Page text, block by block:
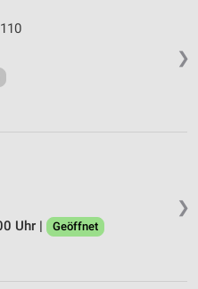
❯
❯
Uhr |
Geöffnet